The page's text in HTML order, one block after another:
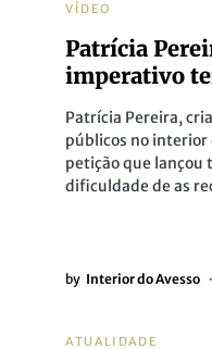
VÍDEO
Patrícia
imperativo
Patrícia Pereira,
públicos no interior
petição que lançou
dificuldade de as
by Interior do Avesso
ATUALIDADE